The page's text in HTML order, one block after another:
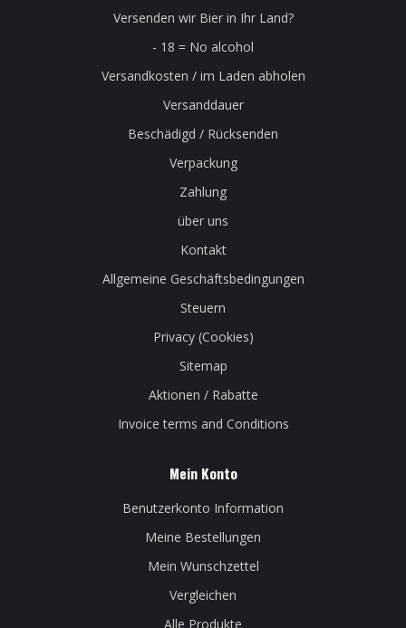
Versenden wir Bier in Ihr Land?
- 18 = No alcohol
Versandkosten / im Laden abholen
Versanddauer
Beschädigd / Rücksenden
Verpackung
Zahlung
über uns
Kontakt
Allgemeine Geschäftsbedingungen
Steuern
Privacy (Cookies)
Sitemap
Aktionen / Rabatte
Invoice terms and Conditions
Mein Konto
Benutzerkonto Information
Meine Bestellungen
Mein Wunschzettel
Vergleichen
Alle Produkte